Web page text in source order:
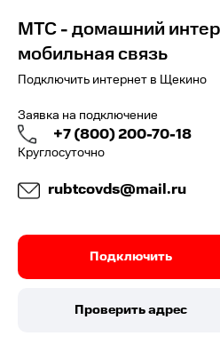
МТС - домашний
мобильная связь
Подключить интернет в Щекино
Заявка на подключение
+7 (800) 200-70-18
Круглосуточно
rubtcovds@mail.ru
Подключить
Проверить адрес